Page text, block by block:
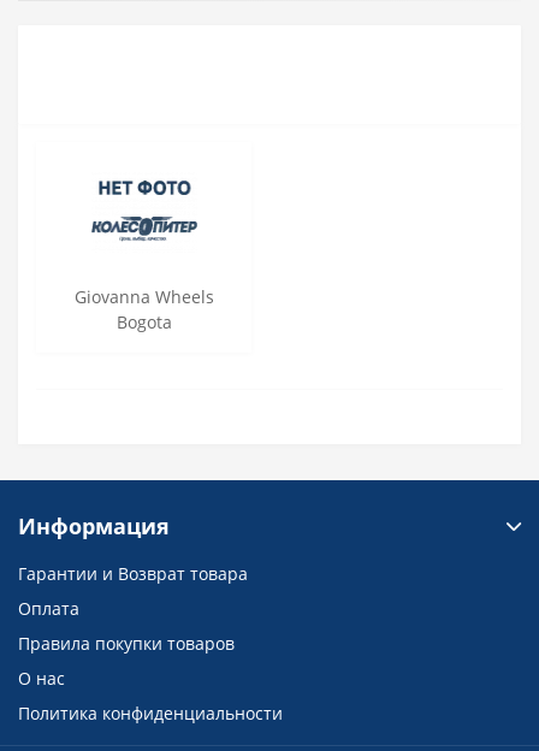
Giovanna Wheels
Bogota
Информация
Гарантии и Возврат товара
Оплата
Правила покупки товаров
О нас
Политика конфиденциальности